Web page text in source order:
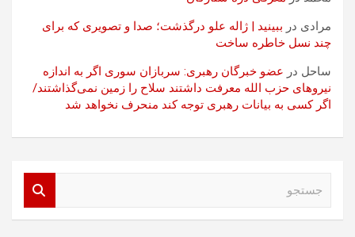
مرادی در ببینید | ژاله علو درگذشت؛ صدا و تصویری که برای
چند نسل خاطره ساخت
ساحل در عضو خبرگان رهبری: سربازان سوری اگر به اندازه
نیروهای حزب الله معرفت داشتند سلاح را زمین نمی‌گذاشتند/
اگر کسی به بیانات رهبری توجه کند منحرف نخواهد شد